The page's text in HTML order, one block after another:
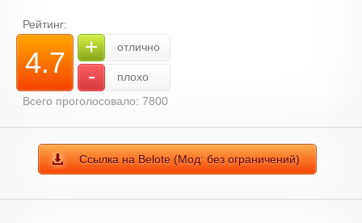
Рейтинг:
4.7 + отлично
-
плохо
Всего проголосовало: 7800
Ссылка на Belote (Мод: без ограничений)